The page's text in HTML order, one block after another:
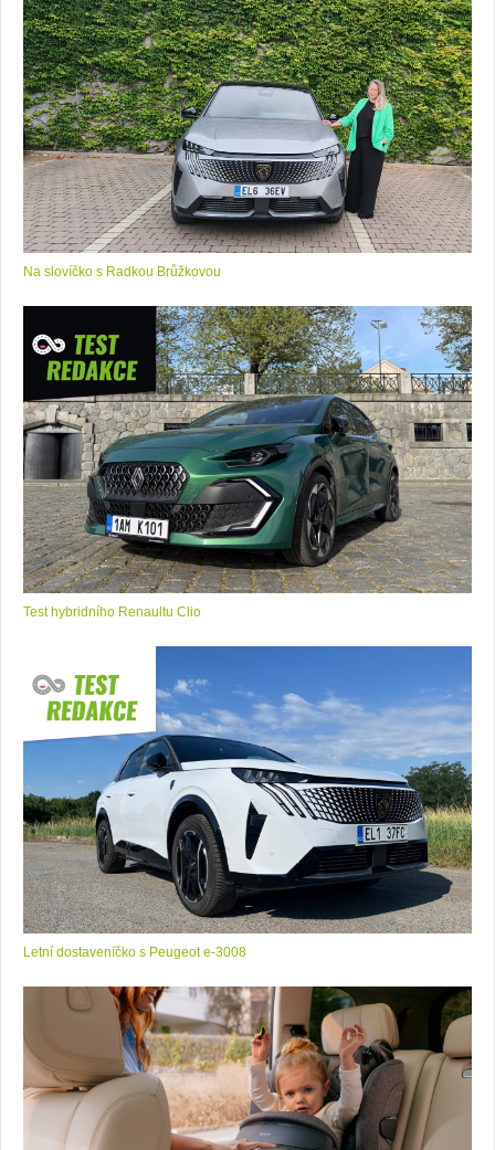
Na slovíčko s Radkou Brůžkovou
Test hybridního Renaultu Clio
Letní dostaveníčko s Peugeot e-3008